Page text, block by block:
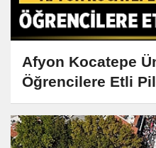
Afyon Kocatepe
Öğrencilere Etli